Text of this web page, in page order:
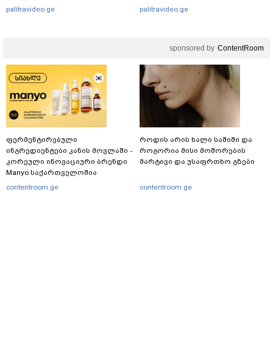
palitravideo.ge
palitravideo.ge
sponsored by ContentRoom
ფერმენტირებული
ინგრედიენტები კანის მოვლაში -
კორეული ინოვაციური ბრენდი
Manyo საქართველოშია
contentroom.ge
როდის არის ხალი საშიში და
როგორია მისი მოშორების
მარტივი და უსაფრთხო გზები
contentroom.ge